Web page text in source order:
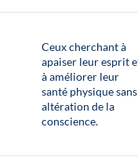
Ceux cherchant à
apaiser leur esprit
à améliorer leur
santé physique sans
altération de la
conscience.